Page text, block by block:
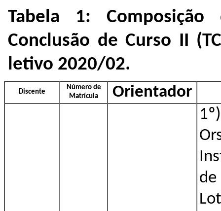
Tabela 1:
Conclusão de Curso II
letivo 2020/02.
Discente
Número de
Matrícula
Orientador
de